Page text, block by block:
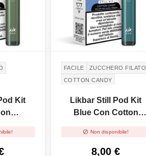
Kit
ml
FACILE
ZUCCHERO FILATO
COTTON CANDY
Likbar Still Pod Kit
Blue Con Cotton
20mg/ml
 Non disponibile!
8,00 €